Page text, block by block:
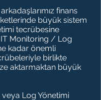
finans
büyük sistem
tecrübesine
Monitoring / Log
kadar önemli
birlikte
aktarmaktan büyük
Log Yönetimi